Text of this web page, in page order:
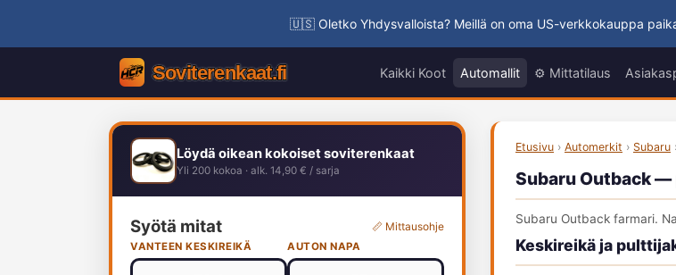
🇺🇸 Oletko Yhdysvalloista? Meillä on oma US-verkkokauppa
Kaikki Koot Automallit ⚙️ Mittatilaus
Löydä oikean kokoiset soviterenkaat
Yli 200 kokoa · alk. 14,90 € / sarja
Syötä mitat 📏 Mittausohje
VANTEEN KESKIREIKÄ AUTON NAPA
Etusivu › Automerkit › Subaru
Subaru Outback —
Subaru Outback farmari.
Keskireikä ja